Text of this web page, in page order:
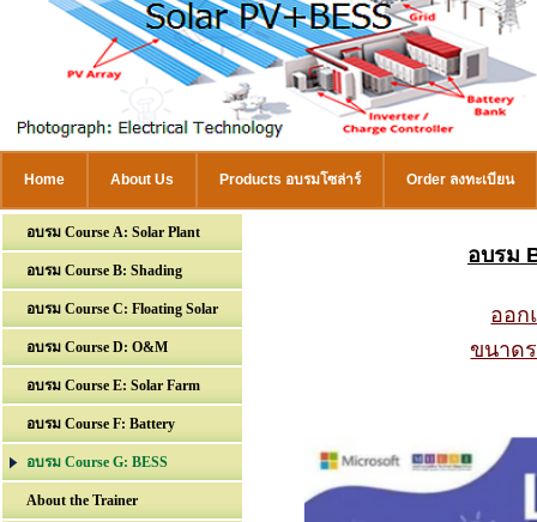
Home About Us Products อบรมโซล่าร์ Order ลงทะเบียน
อบรม Course A: Solar Plant
อบรม Course B: Shading
อบรม Course C: Floating Solar
อบรม Course D: O&M
อบรม Course E: Solar Farm
อบรม Course F: Battery
อบรม Course G: BESS
About the Trainer
อบรม
ออก
ขนาด